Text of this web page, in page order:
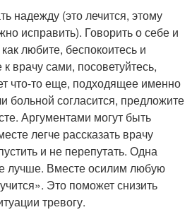
надежду (это лечится, этому
исправить). Говорить о себе и
любите, беспокоитесь и
врачу сами, посоветуйтесь,
что-то еще, подходящее именно
больной согласится, предложите
Аргументами могут быть
легче рассказать врачу
и не перепутать. Одна
лучше. Вместе осилим любую
Это поможет снизить
тревогу.